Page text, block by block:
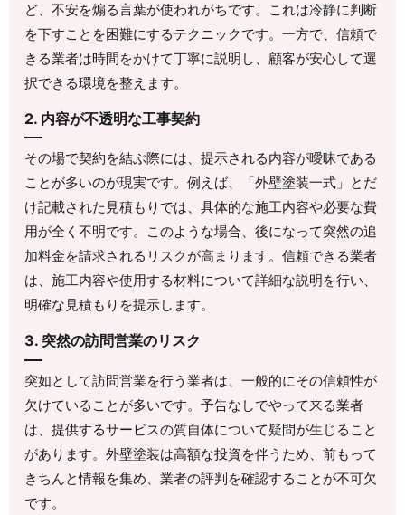
ど、不安を煽る言葉が使われがちです。これは冷静に判断
を下すことを困難にするテクニックです。一方で、信頼で
きる業者は時間をかけて丁寧に説明し、顧客が安心して選
択できる環境を整えます。
2. 内容が不透明な工事契約
その場で契約を結ぶ際には、提示される内容が曖昧である
ことが多いのが現実です。例えば、「外壁塗装一式」とだ
け記載された見積もりでは、具体的な施工内容や必要な費
用が全く不明です。このような場合、後になって突然の追
加料金を請求されるリスクが高まります。信頼できる業者
は、施工内容や使用する材料について詳細な説明を行い、
明確な見積もりを提示します。
3. 突然の訪問営業のリスク
突如として訪問営業を行う業者は、一般的にその信頼性が
欠けていることが多いです。予告なしでやって来る業者
は、提供するサービスの質自体について疑問が生じること
があります。外壁塗装は高額な投資を伴うため、前もって
きちんと情報を集め、業者の評判を確認することが不可欠
です。